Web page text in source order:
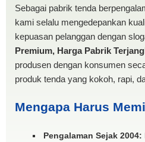
Sebagai pabrik tenda
kami selalu mengedepankan
kepuasan pelanggan dengan
Premium, Harga Pabrik
produsen dengan konsumen
produk tenda yang kokoh, rapi,
Mengapa Harus
Pengalaman Sejak 2004: